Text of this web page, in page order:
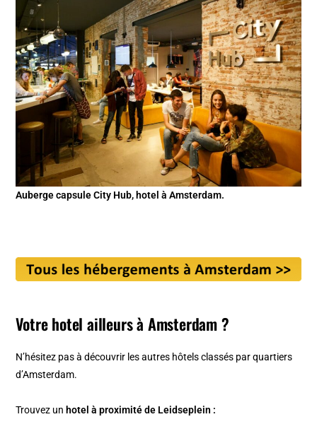
Auberge capsule City Hub, hotel à Amsterdam.
Votre hotel ailleurs à Amsterdam ?
N’hésitez pas à découvrir les autres hôtels classés par quartiers
d’Amsterdam.
Trouvez un hotel à proximité de Leidseplein :